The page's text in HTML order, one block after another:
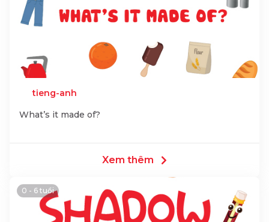
tieng-anh
What’s it made of?
Xem thêm
0 - 6 tuổi